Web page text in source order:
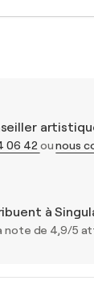
06 42 ounous
à
note de 4,9/5